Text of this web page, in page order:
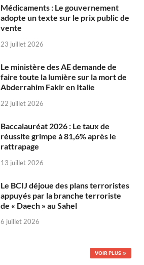
Médicaments : Le gouvernement
adopte un texte sur le prix public de
vente
23 juillet 2026
Le ministère des AE demande de
faire toute la lumière sur la mort de
Abderrahim Fakir en Italie
22 juillet 2026
Baccalauréat 2026 : Le taux de
réussite grimpe à 81,6% après le
rattrapage
13 juillet 2026
Le BCIJ déjoue des plans terroristes
appuyés par la branche terroriste
de « Daech » au Sahel
6 juillet 2026
VOIR PLUS